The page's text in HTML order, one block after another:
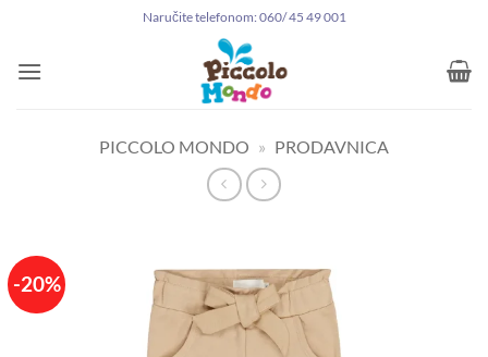
sadržaj
Naručite telefonom: 060/ 45 49 001
PICCOLO MONDO » PRODAVNICA
-20%